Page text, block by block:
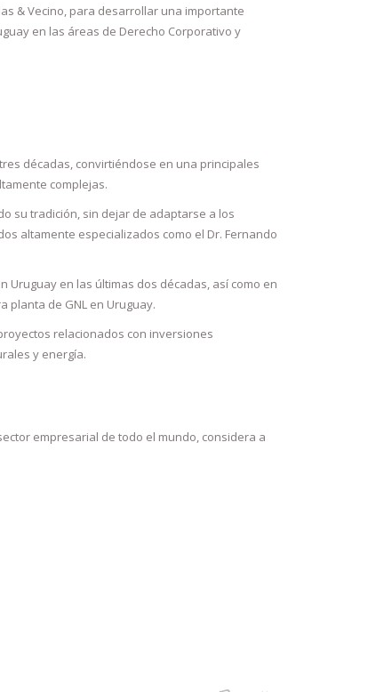
& Vecino, para desarrollar una importante
en las áreas de Derecho Corporativo y
décadas, convirtiéndose en una principales
complejas.
su tradición, sin dejar de adaptarse a los
altamente especializados como el Dr. Fernando
en las últimas dos décadas, así como en
planta de GNL en Uruguay.
relacionados con inversiones
y energía.
empresarial de todo el mundo, considera a